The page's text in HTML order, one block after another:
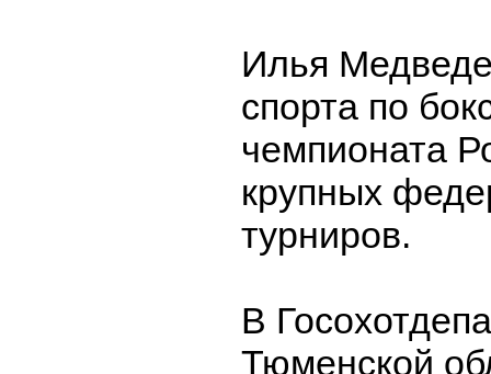
Илья
спорта по
чемпионата
крупных
турниров.
В
Тюменской